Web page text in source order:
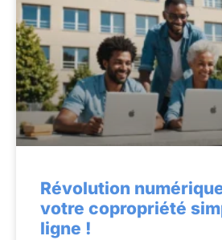
Révolution
votre copropriété
ligne !